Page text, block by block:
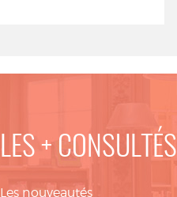
LES + CONSULTÉS
Les nouveautés